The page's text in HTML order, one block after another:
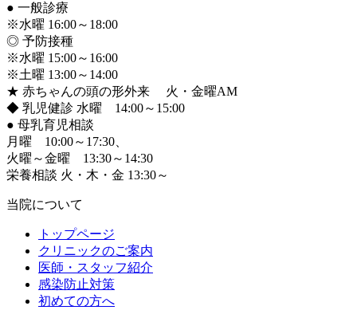
● 一般診療
※水曜 16:00～18:00
◎ 予防接種
※水曜 15:00～16:00
※土曜 13:00～14:00
★ 赤ちゃんの頭の形外来 火・金曜AM
◆ 乳児健診 水曜 14:00～15:00
● 母乳育児相談
月曜 10:00～17:30、
火曜～金曜 13:30～14:30
栄養相談 火・木・金 13:30～
当院について
トップページ
クリニックのご案内
医師・スタッフ紹介
感染防止対策
初めての方へ